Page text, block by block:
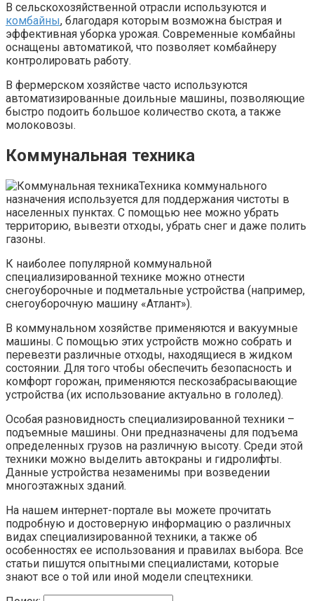
В сельскохозяйственной отрасли используются и
комбайны, благодаря которым возможна быстрая и
эффективная уборка урожая. Современные комбайны
оснащены автоматикой, что позволяет комбайнеру
контролировать работу.
В фермерском хозяйстве часто используются
автоматизированные доильные машины, позволяющие
быстро подоить большое количество скота, а также
молоковозы.
Коммунальная техника
Техника коммунального
назначения используется для поддержания чистоты в
населенных пунктах. С помощью нее можно убрать
территорию, вывезти отходы, убрать снег и даже полить
газоны.
К наиболее популярной коммунальной
специализированной технике можно отнести
снегоуборочные и подметальные устройства (например,
снегоуборочную машину «Атлант»).
В коммунальном хозяйстве применяются и вакуумные
машины. С помощью этих устройств можно собрать и
перевезти различные отходы, находящиеся в жидком
состоянии. Для того чтобы обеспечить безопасность и
комфорт горожан, применяются пескозабрасывающие
устройства (их использование актуально в гололед).
Особая разновидность специализированной техники –
подъемные машины. Они предназначены для подъема
определенных грузов на различную высоту. Среди этой
техники можно выделить автокраны и гидролифты.
Данные устройства незаменимы при возведении
многоэтажных зданий.
На нашем интернет-портале вы можете прочитать
подробную и достоверную информацию о различных
видах специализированной техники, а также об
особенностях ее использования и правилах выбора. Все
статьи пишутся опытными специалистами, которые
знают все о той или иной модели спецтехники.